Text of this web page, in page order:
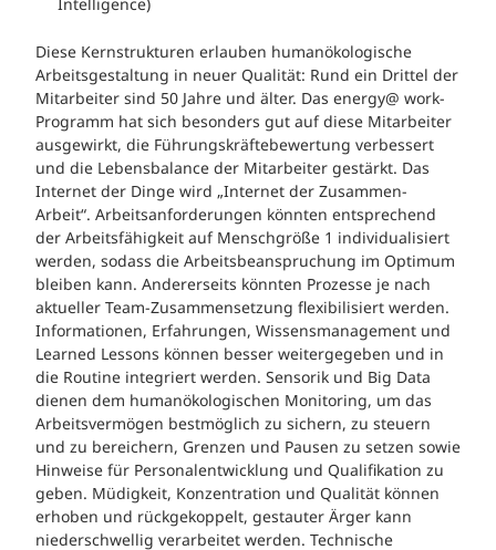
Intelligence)
Diese Kernstrukturen erlauben humanökologische
Arbeitsgestaltung in neuer Qualität: Rund ein Drittel der
Mitarbeiter sind 50 Jahre und älter. Das energy@ work-
Programm hat sich besonders gut auf diese Mitarbeiter
ausgewirkt, die Führungskräftebewertung verbessert
und die Lebensbalance der Mitarbeiter gestärkt. Das
Internet der Dinge wird „Internet der Zusammen-
Arbeit“. Arbeitsanforderungen könnten entsprechend
der Arbeitsfähigkeit auf Menschgröße 1 individualisiert
werden, sodass die Arbeitsbeanspruchung im Optimum
bleiben kann. Andererseits könnten Prozesse je nach
aktueller Team-Zusammensetzung flexibilisiert werden.
Informationen, Erfahrungen, Wissensmanagement und
Learned Lessons können besser weitergegeben und in
die Routine integriert werden. Sensorik und Big Data
dienen dem humanökologischen Monitoring, um das
Arbeitsvermögen bestmöglich zu sichern, zu steuern
und zu bereichern, Grenzen und Pausen zu setzen sowie
Hinweise für Personalentwicklung und Qualifikation zu
geben. Müdigkeit, Konzentration und Qualität können
erhoben und rückgekoppelt, gestauter Ärger kann
niederschwellig verarbeitet werden. Technische